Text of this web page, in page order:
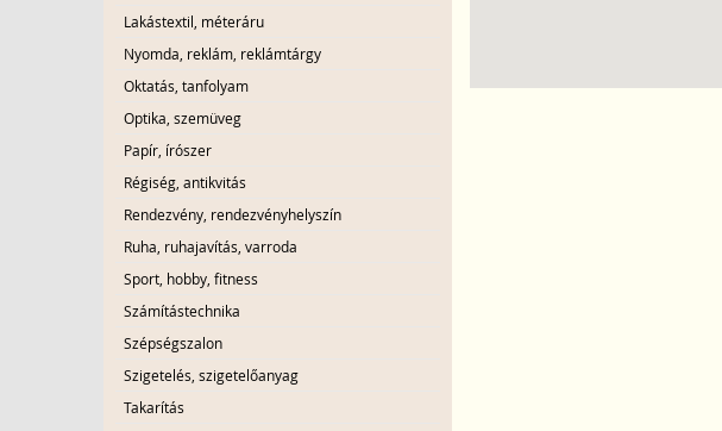
Lakástextil, méteráru
Nyomda, reklám, reklámtárgy
Oktatás, tanfolyam
Optika, szemüveg
Papír, írószer
Régiség, antikvitás
Rendezvény, rendezvényhelyszín
Ruha, ruhajavítás, varroda
Sport, hobby, fitness
Számítástechnika
Szépségszalon
Szigetelés, szigetelőanyag
Takarítás